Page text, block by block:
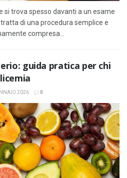
si trova spesso davanti a un esame
di una procedura semplice e
compresa...
guida pratica per chi
2026 0